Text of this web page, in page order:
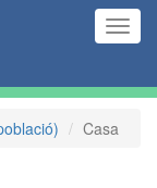
Casa